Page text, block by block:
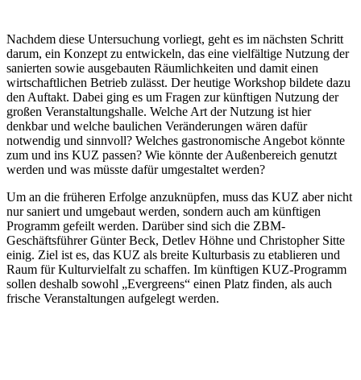
Nachdem diese Untersuchung vorliegt, geht es im nächsten Schritt
darum, ein Konzept zu entwickeln, das eine vielfältige Nutzung der
sanierten sowie ausgebauten Räumlichkeiten und damit einen
wirtschaftlichen Betrieb zulässt. Der heutige Workshop bildete dazu
den Auftakt. Dabei ging es um Fragen zur künftigen Nutzung der
großen Veranstaltungshalle. Welche Art der Nutzung ist hier
denkbar und welche baulichen Veränderungen wären dafür
notwendig und sinnvoll? Welches gastronomische Angebot könnte
zum und ins KUZ passen? Wie könnte der Außenbereich genutzt
werden und was müsste dafür umgestaltet werden?
Um an die früheren Erfolge anzuknüpfen, muss das KUZ aber nicht
nur saniert und umgebaut werden, sondern auch am künftigen
Programm gefeilt werden. Darüber sind sich die ZBM-
Geschäftsführer Günter Beck, Detlev Höhne und Christopher Sitte
einig. Ziel ist es, das KUZ als breite Kulturbasis zu etablieren und
Raum für Kulturvielfalt zu schaffen. Im künftigen KUZ-Programm
sollen deshalb sowohl „Evergreens“ einen Platz finden, als auch
frische Veranstaltungen aufgelegt werden.